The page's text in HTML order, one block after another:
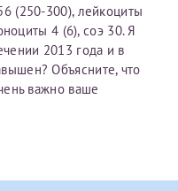
(250-300), лейкоциты
4 (6), соэ 30. Я
2013 года и в
Объясните, что
важно ваше
вам, предоставив
на основе
него как можно
первом заявлении. После отправки готового документа
на другого
. Пожалуйста,
перед отправкой